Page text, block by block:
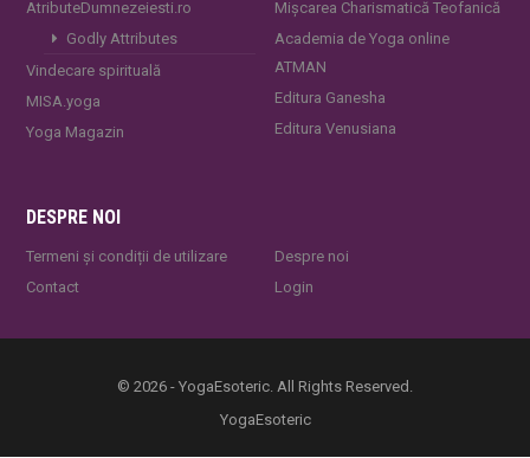
AtributeDumnezeiesti.ro
Godly Attributes
Vindecare spirituală
MISA.yoga
Yoga Magazin
Mișcarea Charismatică Teofanică
Academia de Yoga online
ATMAN
Editura Ganesha
Editura Venusiana
DESPRE NOI
Termeni și condiții de utilizare
Contact
Despre noi
Login
© 2026 - YogaEsoteric. All Rights Reserved.
YogaEsoteric